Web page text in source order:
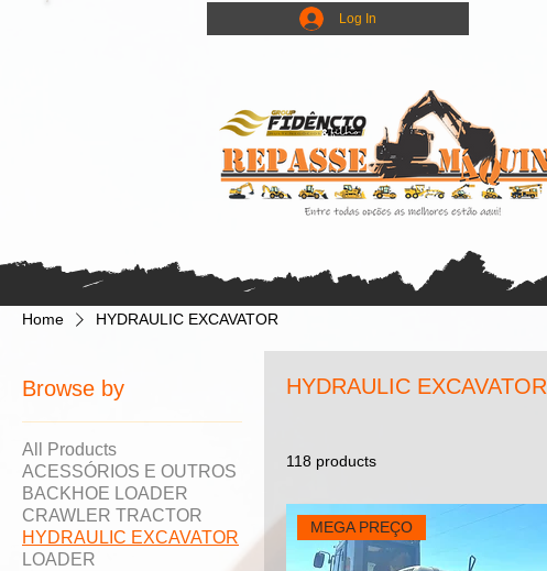
Log In
Home HYDRAULIC EXCAVATOR
Browse by
All Products
ACESSÓRIOS E OUTROS
BACKHOE LOADER
CRAWLER TRACTOR
HYDRAULIC EXCAVATOR
LOADER
HYDRAULIC EXCAVATOR
118 products
MEGA PREÇO